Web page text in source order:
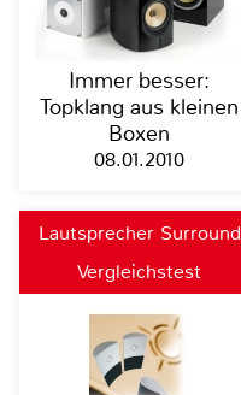
Immer besser:
Topklang aus kleinen
Boxen
08.01.2010
Lautsprecher Surround
Vergleichstest